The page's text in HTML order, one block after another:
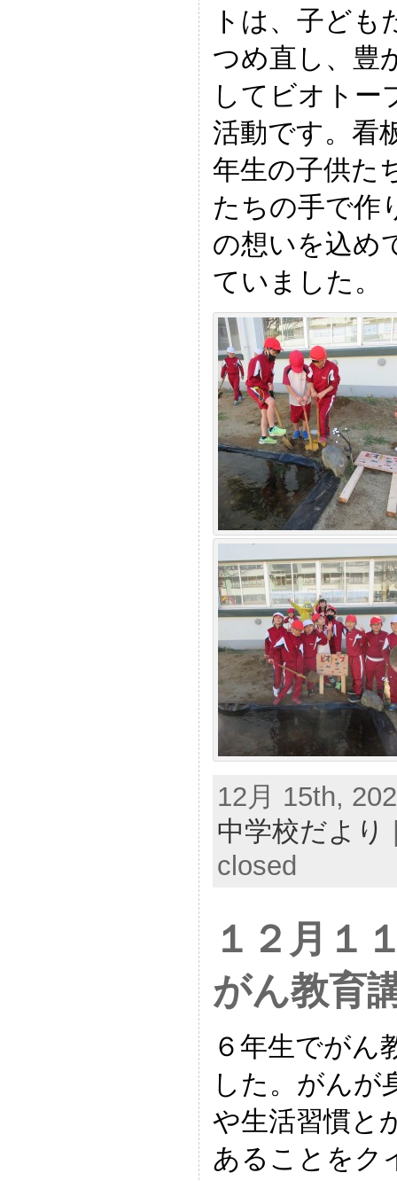
トは、子ども
つめ直し、豊
してビオトー
活動です。看
年生の子供た
たちの手で作
の想いを込め
ていました。
12月 15th,
中学校だより
closed
１２月１
がん教育
６年生でがん
した。がんが
や生活習慣と
あることをク